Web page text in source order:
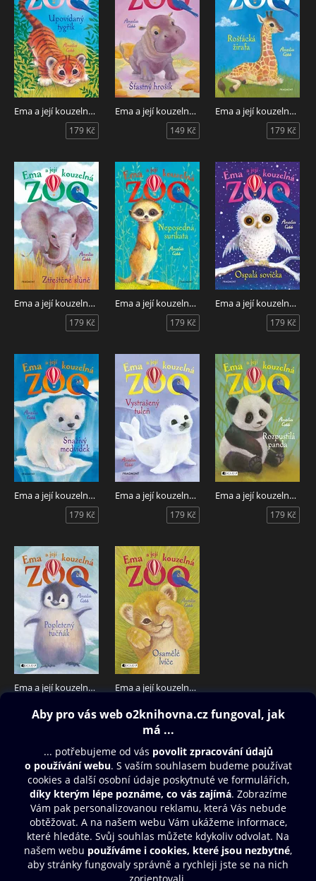
Ema a její kouzelná zoo - Upovídaný tygřík
179 Kč
Ema a její kouzelná zoo - Šťastný hrošík
149 Kč
Ema a její kouzelná zoo - Rošťácká žirafa
179 Kč
Ema a její kouzelná ZOO - Ztřeštěné slůně
179 Kč
Ema a její kouzelná ZOO - Neposedná surikata
179 Kč
Ema a její kouzelná ZOO - Ospalá sovička
179 Kč
Ema a její kouzelná ZOO - Snaživý medvídek
179 Kč
Ema a její kouzelná zoo - Vystrašený tuleň
179 Kč
Ema a její kouzelná zoo - Rozpustilá panda
179 Kč
Ema a její kouzelná zoo - Popletený tučňák
179 Kč
Ema a její kouzelná zoo - Osamělé lvíče
Obsah ke stažení
Moje O2 Knihovna
Další zábava
© O2 Czech Republic a.s.